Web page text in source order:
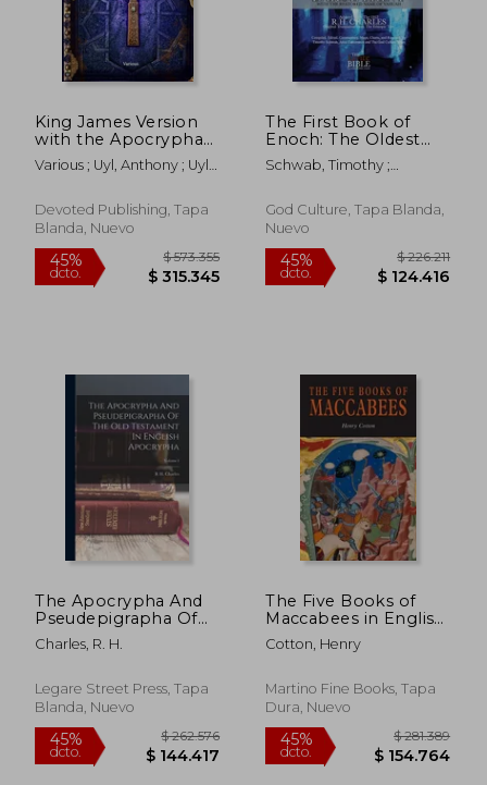
45%
dcto.
$ 168.514
$ 92.683
45%
dcto.
King James Version
with the Apocrypha
and non-Canonical
books of 1 Enoch and
Moses (en Inglés)
Various ; Uyl, Anthony ; Uyl,
Devoted Publishing, Tapa
Blanda, Nuevo
45% $ 573.355
The First Book of
Enoch: The Oldest
Book In History Black
& White Edition (en
Schwab, Timothy ;
R. H.
God Culture, Tapa Blanda,
Nuevo
45%
The Apocrypha And
Pseudepigrapha Of
The Old Testament In
English Apocrypha;
Charles, R. H.
Legare Street Press, Tapa
Blanda, Nuevo
The Five Books of
Maccabees in English
(en Inglés)
Cotton, Henry
Martino Fine Books, Tapa
Dura, Nuevo